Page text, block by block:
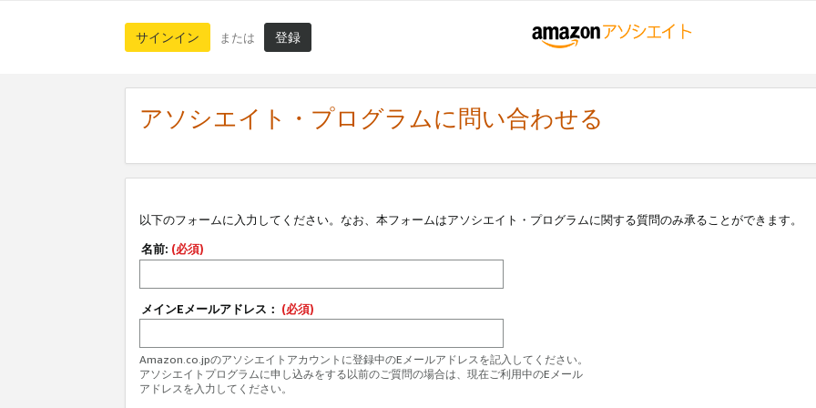
サインイン または 登録
アソシエイト・プログラムに問い合わせる
以下のフォームに入力してください。なお、本フォームはアソシエイト・プログラムに関する質問のみ承ることができます。
名前: (必須)
メインEメールアドレス： (必須)
Amazon.co.jpのアソシエイトアカウントに登録中のEメールアドレスを記入してください。
アソシエイトプログラムに申し込みをする以前のご質問の場合は、現在ご利用中のEメール
アドレスを入力してください。